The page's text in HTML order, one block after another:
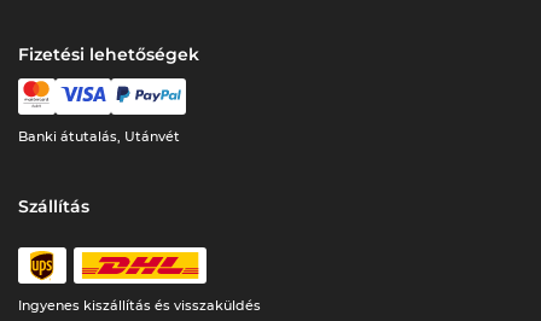
Fizetési lehetőségek
Banki átutalás, Utánvét
Szállítás
Ingyenes kiszállítás és visszaküldés